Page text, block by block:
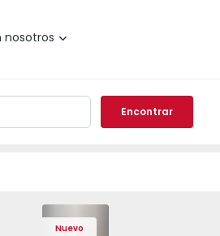
nosotros
Encontrar
Beiriz e Argivai - 1574602 - 20
de Varzim, Beiriz e Argivai -
Varzim, Póvoa de Varzim, Beiriz
T3 Póvoa de Varzim, Póvoa de
T3 Póvoa de Varzim,
Apartamento T3 Póvoa de
Apartamento
Nuevo
T4 Cascais, São Domingos
Apartamento T4 Cascais,
Apartamento T4